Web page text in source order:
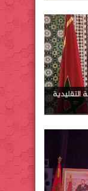
التقليدية